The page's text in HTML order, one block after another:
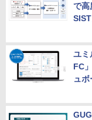
で高
ユミ
FC
ュ